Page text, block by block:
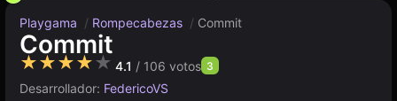
Playgama / Rompecabezas / Commit
Commit
★★★★★ 4.1 / 106 votos 3
Desarrollador: FedericoVS